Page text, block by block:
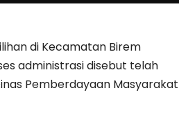
di Kecamatan Birem
administrasi disebut telah
Pemberdayaan Masyarakat